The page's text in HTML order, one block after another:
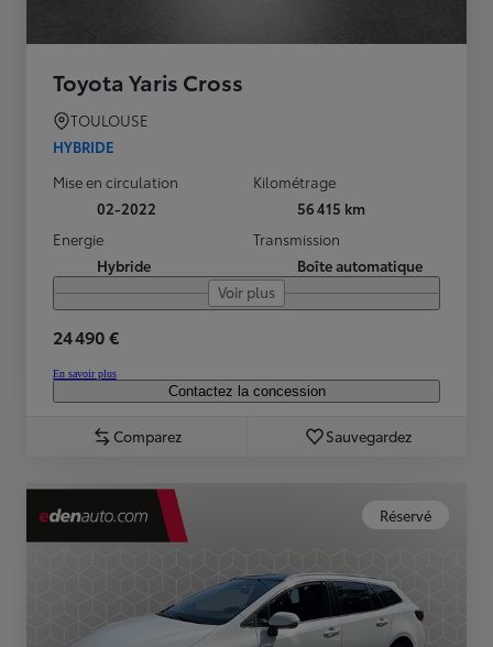
Toyota Yaris Cross
TOULOUSE
HYBRIDE
Mise en circulation
02-2022
Kilométrage
56 415 km
Energie
Hybride
Transmission
Boîte automatique
Voir plus
24 490 €
En savoir plus
Contactez la concession
Comparez Sauvegardez
Réservé